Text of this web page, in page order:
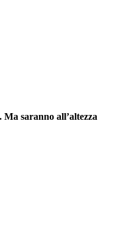
saranno all’altezza